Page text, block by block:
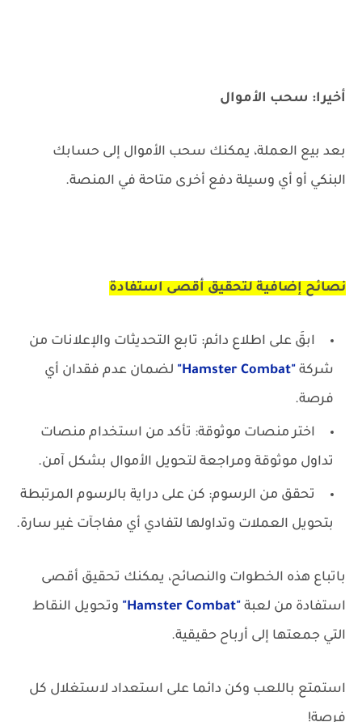
أخيرا: سحب الأموال
بعد بيع العملة، يمكنك سحب الأموال إلى حسابك
البنكي أو أي وسيلة دفع أخرى متاحة في المنصة.
نصائح إضافية لتحقيق أقصى استفادة
ابقَ على اطلاع دائم: تابع التحديثات والإعلانات من
شركة "Hamster Combat"
لضمان عدم فقدان أي
فرصة.
اختر منصات موثوقة: تأكد من استخدام منصات
تداول موثوقة ومراجعة لتحويل الأموال بشكل آمن.
تحقق من الرسوم: كن على دراية بالرسوم المرتبطة
بتحويل العملات وتداولها لتفادي أي مفاجآت غير سارة.
باتباع هذه الخطوات والنصائح، يمكنك تحقيق أقصى
استفادة من لعبة "Hamster Combat"
وتحويل النقاط
التي جمعتها إلى أرباح حقيقية.
استمتع باللعب وكن دائما على استعداد لاستغلال كل
فرصة!